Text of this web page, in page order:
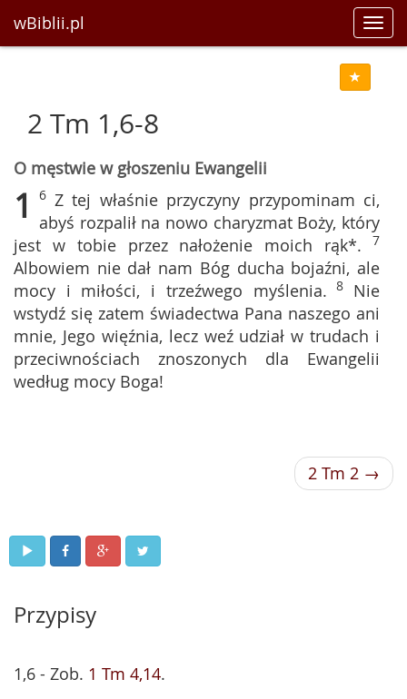
wBiblii.pl
2 Tm 1,6-8
O męstwie w głoszeniu Ewangelii
1 6 Z tej właśnie przyczyny przypominam ci,
abyś rozpalił na nowo charyzmat Boży, który
jest w tobie przez nałożenie moich rąk*. 7
Albowiem nie dał nam Bóg ducha bojaźni, ale
mocy i miłości, i trzeźwego myślenia. 8 Nie
wstydź się zatem świadectwa Pana naszego ani
mnie, Jego więźnia, lecz weź udział w trudach i
przeciwnościach znoszonych dla Ewangelii
według mocy Boga!
2 Tm 2 →
Przypisy
1,6 - Zob. 1 Tm 4,14.